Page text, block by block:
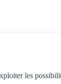
les